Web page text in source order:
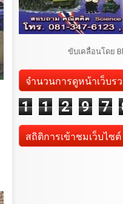
ขับเคลื่อนโดย
จำนวนการดูหน้าเว็บร
1 1 2 9 7
สถิติการเข้าชมเว็บไซต์